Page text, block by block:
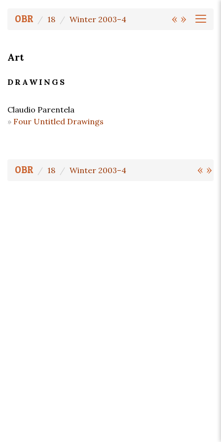
« »
OBR 18 Winter 2003–4
Art
DRAWINGS
Claudio Parentela
Four Untitled Drawings
« »
OBR 18 Winter 2003–4